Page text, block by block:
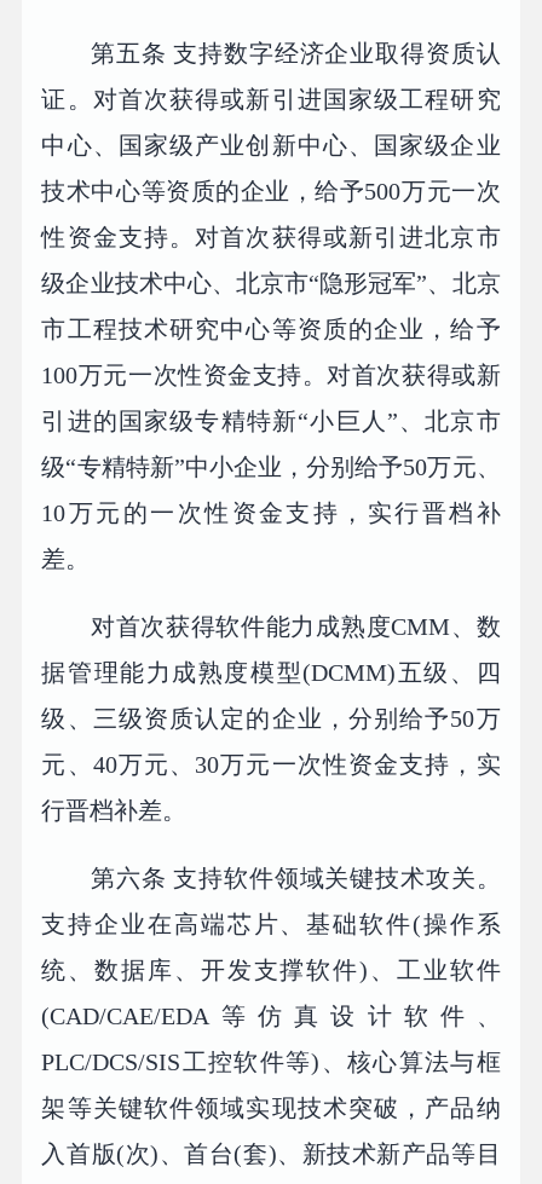
第五条 支持数字经济企业取得资质认
证。对首次获得或新引进国家级工程研究
中心、国家级产业创新中心、国家级企业
技术中心等资质的企业，给予500万元一次
性资金支持。对首次获得或新引进北京市
级企业技术中心、北京市“隐形冠军”、北京
市工程技术研究中心等资质的企业，给予
100万元一次性资金支持。对首次获得或新
引进的国家级专精特新“小巨人”、北京市
级“专精特新”中小企业，分别给予50万元、
10万元的一次性资金支持，实行晋档补
差。
对首次获得软件能力成熟度CMM、数
据管理能力成熟度模型(DCMM)五级、四
级、三级资质认定的企业，分别给予50万
元、40万元、30万元一次性资金支持，实
行晋档补差。
第六条 支持软件领域关键技术攻关。
支持企业在高端芯片、基础软件(操作系
统、数据库、开发支撑软件)、工业软件
(CAD/CAE/EDA等仿真设计软件、
PLC/DCS/SIS工控软件等)、核心算法与框
架等关键软件领域实现技术突破，产品纳
入首版(次)、首台(套)、新技术新产品等目